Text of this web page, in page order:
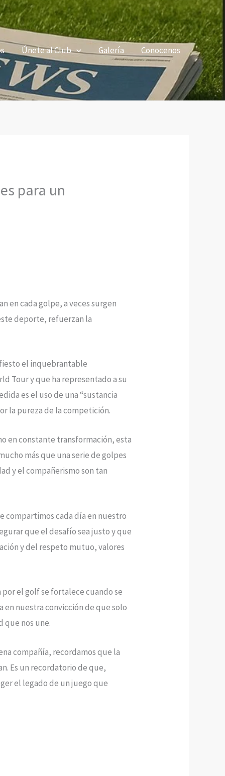
Únete al Club Galería Conocenos
para un
en cada golpe, a veces surgen
deporte, refuerzan la
el inquebrantable
Tour y que ha representado a su
es el uso de una “sustancia
la pureza de la competición.
en constante transformación, esta
más que una serie de golpes
y el compañerismo son tan
compartimos cada día en nuestro
que el desafío sea justo y que
y del respeto mutuo, valores
por el golf se fortalece cuando se
en nuestra convicción de que solo
que nos une.
compañía, recordamos que la
Es un recordatorio de que,
el legado de un juego que